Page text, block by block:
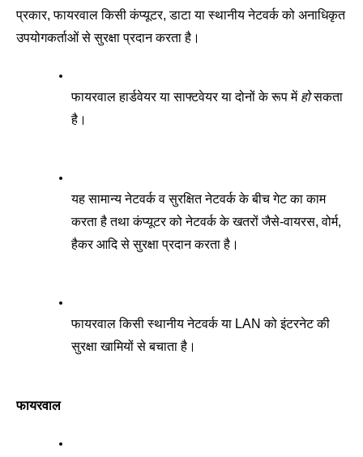
प्रकार, फायरवाल किसी कंप्यूटर, डाटा या स्थानीय नेटवर्क को अनाधिकृत
उपयोगकर्ताओं से सुरक्षा प्रदान करता है।
फायरवाल हार्डवेयर या साफ्टवेयर या दोनों के रूप में हो सकता
है।
यह सामान्य नेटवर्क व सुरक्षित नेटवर्क के बीच गेट का काम
करता है तथा कंप्यूटर को नेटवर्क के खतरों जैसे-वायरस, वोर्म,
हैकर आदि से सुरक्षा प्रदान करता है।
फायरवाल किसी स्थानीय नेटवर्क या LAN को इंटरनेट की
सुरक्षा खामियों से बचाता है।
फायरवाल